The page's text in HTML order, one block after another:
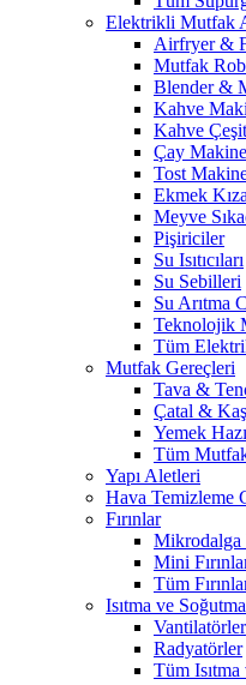
Elektrikli Mutfak
Airfryer &
Mutfak
Blender &
Kahve
Kahve
Çay
Tost
Ekmek
Meyve
Pişiriciler
Su Isıtıcıları
Su Sebilleri
Su Arıtma
Teknolojik
Tüm
Mutfak Gereçleri
Tava &
Çatal &
Yemek
Tüm
Yapı Aletleri
Hava Temizleme
Fırınlar
Mikrodalga
Mini
Tüm
Isıtma ve
Vantilatörler
Radyatörler
Tüm